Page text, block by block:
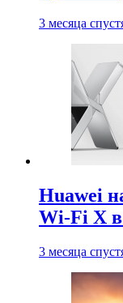
3 месяца
Huawei
Wi-Fi X
3 месяца